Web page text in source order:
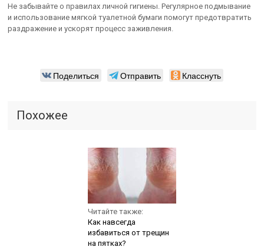
Не забывайте о правилах личной гигиены. Регулярное подмывание
и использование мягкой туалетной бумаги помогут предотвратить
раздражение и ускорят процесс заживления.
Поделиться Отправить Класснуть
Похожее
Читайте также:
Как навсегда
избавиться от трещин
на пятках?